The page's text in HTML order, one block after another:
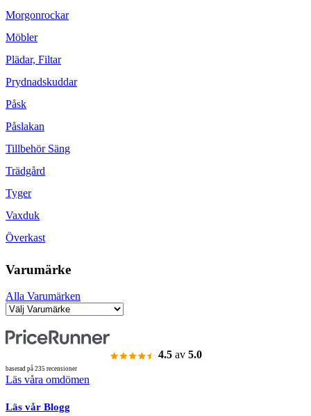
Morgonrockar
Möbler
Plädar, Filtar
Prydnadskuddar
Påsk
Påslakan
Tillbehör Säng
Trädgård
Tyger
Vaxduk
Överkast
Varumärke
Alla Varumärken
4.5 av 5.0
baserad på 235 recensioner
Läs våra omdömen
Läs vår Blogg